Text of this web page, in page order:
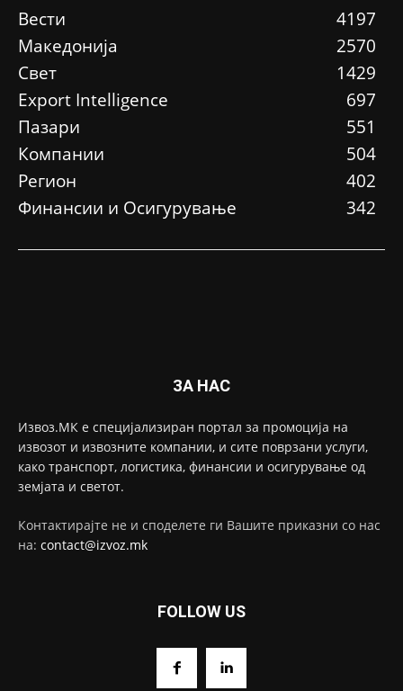
Вести
4197
Македонија
2570
Свет
1429
Еxport Intelligence
697
Пазари
551
Компании
504
Регион
402
Финансии и Осигурување
342
ЗА НАС
Извоз.МК е специјализиран портал за промоција на
извозот и извозните компании, и сите поврзани услуги,
како транспорт, логистика, финансии и осигурување од
земјата и светот.
Контактирајте не и споделете ги Вашите приказни со нас
на: contact@izvoz.mk
FOLLOW US